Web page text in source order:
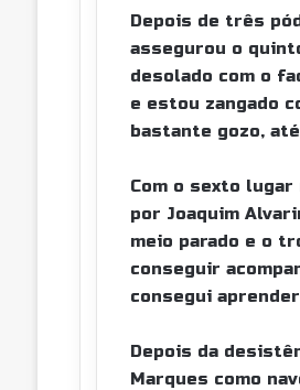
Depois de três
assegurou o
desolado com o
e estou zangado
bastante gozo,
Com o sexto
por Joaquim
meio parado e o
conseguir
consegui
Depois da
Marques como